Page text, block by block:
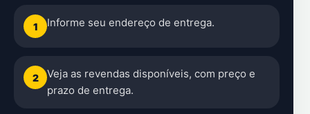
1 Informe seu endereço de entrega.
2
Veja as revendas disponíveis, com preço e
prazo de entrega.